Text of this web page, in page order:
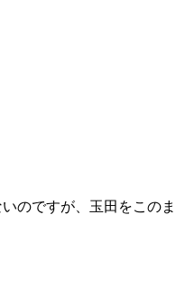
のですが、玉田をこの